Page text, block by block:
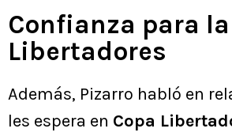
Confianza para la
Libertadores
Además, Pizarro habló en
les espera en Copa